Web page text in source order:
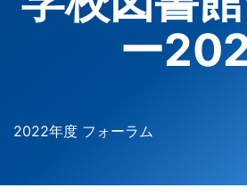
ー
2022年度 フォーラム